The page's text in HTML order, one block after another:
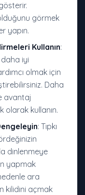
görmek
yapın.
Kullanın:
daha iyi
olmak için
Daha
avantaj
olarak kullanın.
: Tıpkı
dinlenmeye
yapmak
ara
kilidini açmak